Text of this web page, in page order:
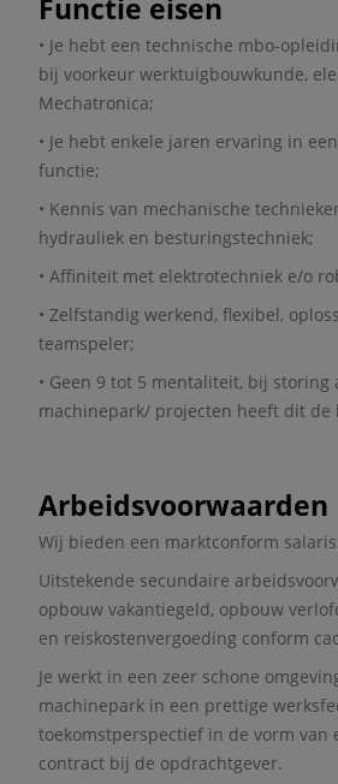
Functie eisen
• Je hebt een technische mbo-
bij voorkeur werktuigbouwkunde,
Mechatronica;
• Je hebt enkele jaren ervaring in
functie;
• Kennis van mechanische
hydrauliek en besturingstechniek;
• Affiniteit met elektrotechniek e/o
• Zelfstandig werkend, flexibel,
teamspeler;
• Geen 9 tot 5 mentaliteit, bij storing
machinepark/ projecten heeft dit
Arbeidsvoorwaarden
Wij bieden een marktconform
Uitstekende secundaire
opbouw vakantiegeld, opbouw
en reiskostenvergoeding conform
Je werkt in een zeer schone
machinepark in een prettige
toekomstperspectief in de vorm van
contract bij de opdrachtgever.